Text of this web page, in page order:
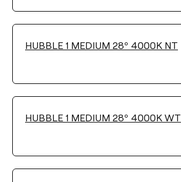
Filter reinigen
HUBBLE 1 MEDIUM 28º 4000K NT
HUBBLE 1 MEDIUM 28º 4000K WT